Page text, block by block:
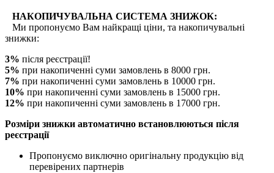
НАКОПИЧУВАЛЬНА СИСТЕМА ЗНИЖОК:
Ми пропонуємо Вам найкращі ціни, та накопичувальні
знижки:
3% після реєстрації!
5% при накопиченні суми замовлень в 8000 грн.
7% при накопиченні суми замовлень в 10000 грн.
10% при накопиченні суми замовлень в 15000 грн.
12% при накопиченні суми замовлень в 17000 грн.
Розміри знижки автоматично встановлюються після
реєстрації
Пропонуємо виключно оригінальну продукцію від
перевірених партнерів